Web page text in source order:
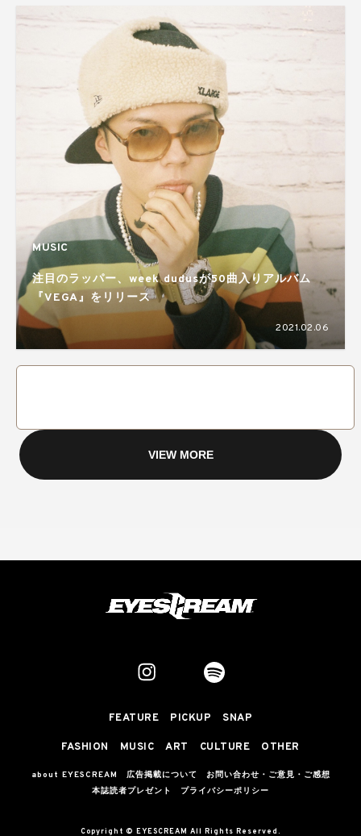
MUSIC
注目のラッパー、week dudusが50曲入りアルバム
『VEGA』をリリース
2021.02.06
VIEW MORE
FEATURE PICKUP SNAP
FASHION MUSIC ART CULTURE OTHER
about EYESCREAM 広告掲載について
お問い合わせ・ご意見・ご感想
本誌読者プレゼント
プライバシーポリシー
Copyright © EYESCREAM All Rights Reserved.